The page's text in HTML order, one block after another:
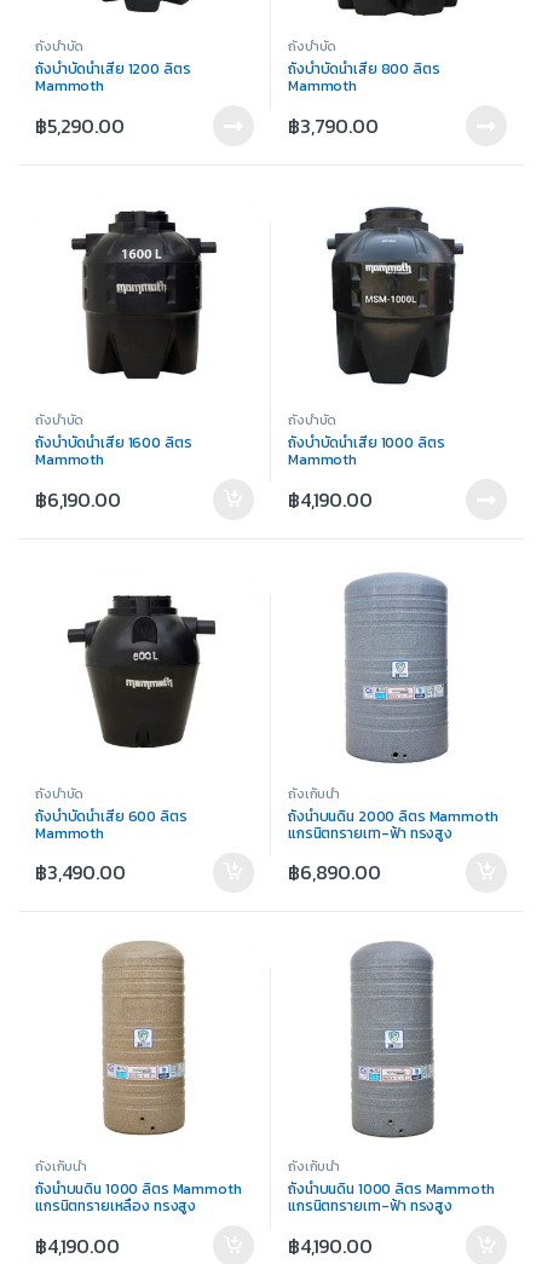
ถังบำบัด
ถังบำบัดน้ำเสีย 1200 ลิตร
Mammoth
฿5,290.00
ถังบำบัด
ถังบำบัดน้ำเสีย 800 ลิตร
Mammoth
฿3,790.00
ถังบำบัด
ถังบำบัดน้ำเสีย 1600 ลิตร
Mammoth
฿6,190.00
ถังบำบัด
ถังบำบัดน้ำเสีย 1000 ลิตร
Mammoth
฿4,190.00
ถังบำบัด
ถังบำบัดน้ำเสีย 600 ลิตร
Mammoth
฿3,490.00
ถังเก็บน้ำ
ถังน้ำบนดิน 2000 ลิตร Mammoth
แกรนิตทรายเทา-ฟ้า ทรงสูง
฿6,890.00
ถังเก็บน้ำ
ถังน้ำบนดิน 1000 ลิตร Mammoth
แกรนิตทรายเหลือง ทรงสูง
฿4,190.00
ถังเก็บน้ำ
ถังน้ำบนดิน 1000 ลิตร Mammoth
แกรนิตทรายเทา-ฟ้า ทรงสูง
฿4,190.00